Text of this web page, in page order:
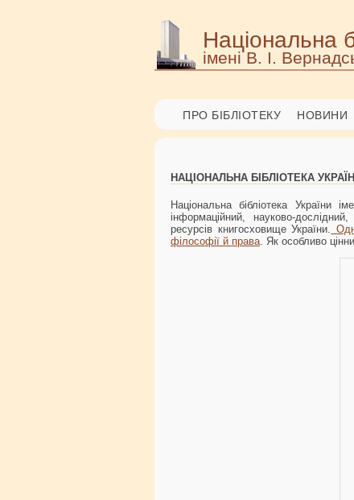
Національна
імені В. І.
ПРО БІБЛІОТЕКУ НОВИНИ
НАЦІОНАЛЬНА БІБЛІОТЕКА
Національна бібліотека України
інформаційний, науково-
ресурсів книгосховище України.
філософії й права. Як особливо